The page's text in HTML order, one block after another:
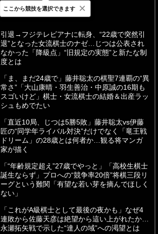
最新 24時間 週間
引退→フジテレビアナに転身、“22歳で突然引
退”となった女流棋士のナゼ…じつは公表され
なかった「降級点」“旧規定の実態”と新たな制
度とは
「ま、まだ24歳で」藤井聡太の棋聖7連覇の“異
常さ”「大山康晴・羽生善治・中原誠の16期も
スゴいけど」棋士・女流棋士の結婚＆出産ラッ
シュもめでたい
「直近10局、じつは5勝5敗」藤井聡太vs伊藤
匠の“同学年ライバル対決”だけでなく「竜王戦
ドリーム」の28歳とは何者か…観る将マンガ
家が描く
「“年齢規定超え”27歳でやっと」「高校生棋士
誕生ならず」プロへの“競争率20倍”将棋三段リ
ーグという難関「有望な若い芽を摘んでほしく
ない」
「これがA級棋士として最後の夜かも」なぜ4
連敗から佐藤天彦は絶望から這い上がれたか…
永瀬拓矢戦で示した“達人の域”への渇望とは
ここから競技を選択できます ×